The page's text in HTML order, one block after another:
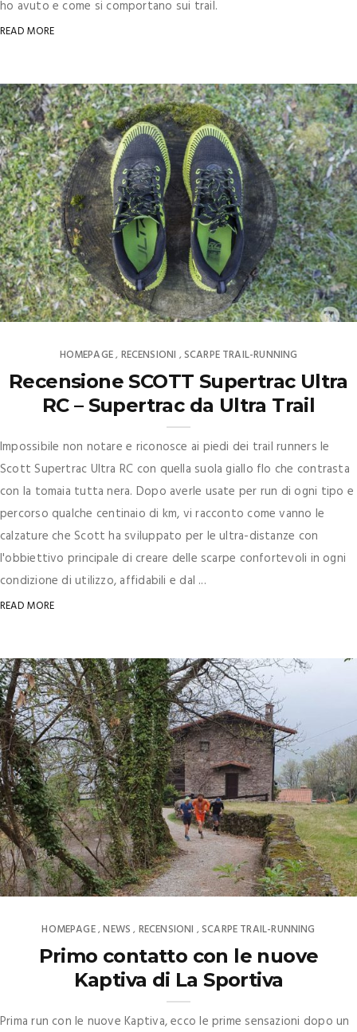
ho avuto e come si comportano sui trail.
READ MORE
HOMEPAGE, RECENSIONI ,SCARPE TRAIL-RUNNING
Recensione SCOTT Supertrac Ultra
RC – Supertrac da Ultra Trail
Impossibile non notare e riconosce ai piedi dei trail runners le
Scott Supertrac Ultra RC con quella suola giallo flo che contrasta
con la tomaia tutta nera. Dopo averle usate per run di ogni tipo e
percorso qualche centinaio di km, vi racconto come vanno le
calzature che Scott ha sviluppato per le ultra-distanze con
l'obbiettivo principale di creare delle scarpe confortevoli in ogni
condizione di utilizzo, affidabili e dal ...
READ MORE
HOMEPAGE,NEWS , RECENSIONI ,SCARPE TRAIL-RUNNING
Primo contatto con le nuove
Kaptiva di La Sportiva
Prima run con le nuove Kaptiva, ecco le prime sensazioni dopo un